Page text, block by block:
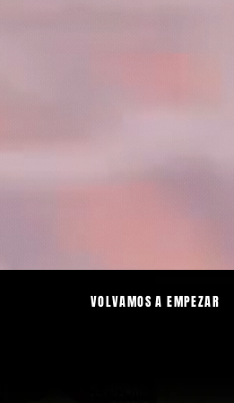
VOLVAMOS A EMPEZAR